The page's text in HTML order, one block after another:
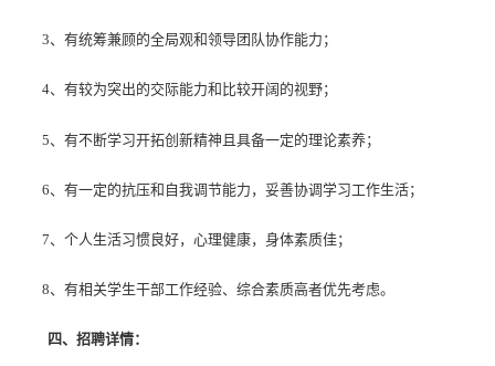
3、有统筹兼顾的全局观和领导团队协作能力；
4、有较为突出的交际能力和比较开阔的视野；
5、有不断学习开拓创新精神且具备一定的理论素养；
6、有一定的抗压和自我调节能力，妥善协调学习工作生活；
7、个人生活习惯良好，心理健康，身体素质佳；
8、有相关学生干部工作经验、综合素质高者优先考虑。
四、招聘详情：